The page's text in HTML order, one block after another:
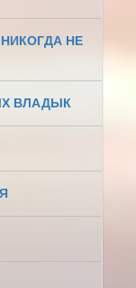
НЕ
ВЛАДЫК